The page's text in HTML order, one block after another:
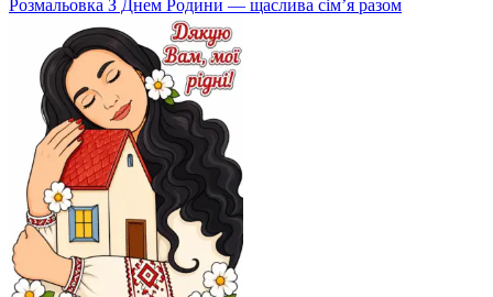
Розмальовка З Днем Родини — щаслива сім’я разом